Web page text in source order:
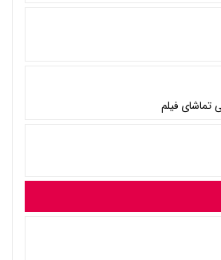
تماشای فیلم